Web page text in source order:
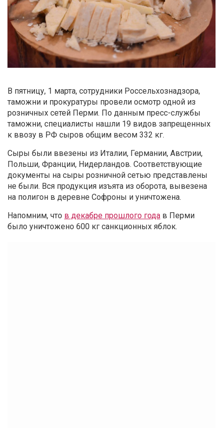
В пятницу, 1 марта, сотрудники Россельхознадзора,
таможни и прокуратуры провели осмотр одной из
розничных сетей Перми. По данным пресс-службы
таможни, специалисты нашли 19 видов запрещенных
к ввозу в РФ сыров общим весом 332 кг.
Сыры были ввезены из Италии, Германии, Австрии,
Польши, Франции, Нидерландов. Соответствующие
документы на сыры розничной сетью представлены
не были. Вся продукция изъята из оборота, вывезена
на полигон в деревне Софроны и уничтожена.
Напомним, что в декабре прошлого года в Перми
было уничтожено 600 кг санкционных яблок.